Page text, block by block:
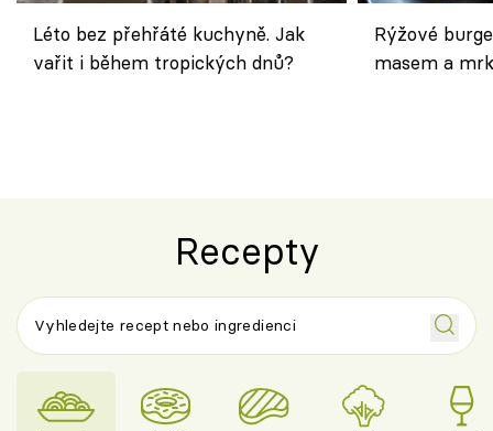
Léto bez přehřáté kuchyně. Jak
vařit i během tropických dnů?
Rýžové
masem a
Recepty